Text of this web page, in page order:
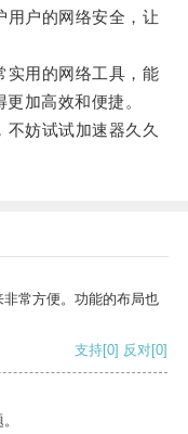
户的网络安全，让
用的网络工具，能
加高效和便捷。
妨试试加速器久久
常方便。功能的布局也
支持[0] 反对[0]